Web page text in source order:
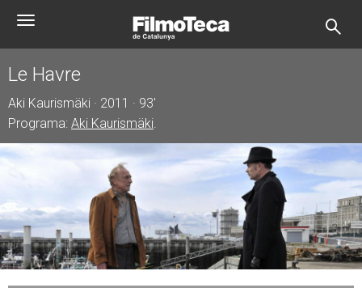
Toggle
Le Havre
Aki Kaurismäki · 2011 · 93'
Programa: Aki Kaurismäki.